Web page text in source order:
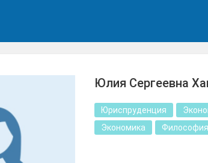
Юлия Сергеевна
Юриспруденция
Экономика
Философия